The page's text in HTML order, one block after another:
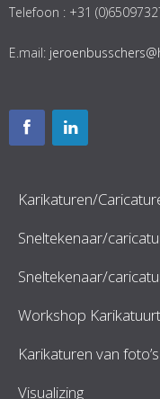
Telefoon : +31
E.mail:
Karikaturen/
Sneltekenaar/
Sneltekenaar/
Workshop
Karikaturen van foto’s
Visualizing